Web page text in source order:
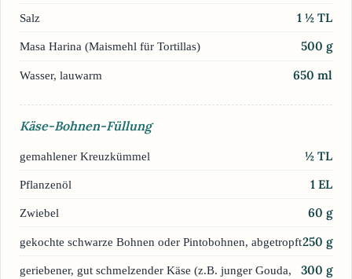
Salz 1 ½ TL
Masa Harina (Maismehl für Tortillas) 500 g
Wasser, lauwarm 650 ml
Käse-Bohnen-Füllung
gemahlener Kreuzkümmel ½ TL
Pflanzenöl 1 EL
Zwiebel 60 g
gekochte schwarze Bohnen oder Pintobohnen, abgetropft250 g
geriebener, gut schmelzender Käse (z.B. junger Gouda,
300 g